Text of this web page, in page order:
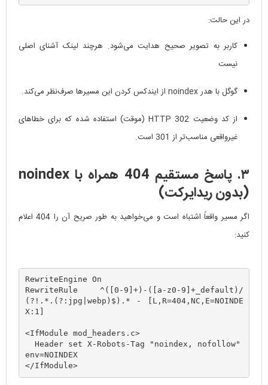
در این حالت:
کاربر به تصویر صحیح هدایت می‌شود. هرچند لینک آشنای اصلی
نیست
گوگل با هدر noindex از ایندکس کردن این مسیرها صرف‌نظر می‌کند.
از کد وضعیت HTTP 302 (موقت) استفاده شده که برای خطاهای
غیرواقعی مناسب‌تر از 301 است.
۳. پاسخ مستقیم 404 همراه با noindex
(بدون ریدایرکت)
اگر مسیر واقعاً اشتباه است و می‌خواهید به طور صریح آن را 404 اعلام
کنید:
RewriteEngine On
RewriteRule ^([0-9]+)-([a-z0-9]+_default)/
(?!.*.(?:jpg|webp)$).* - [L,R=404,NC,E=NOINDE
X:1]
<IfModule mod_headers.c>
env=NOINDEX
</IfModule>